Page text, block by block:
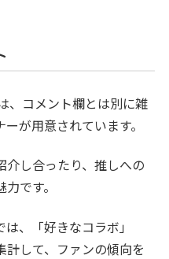
、コメント欄とは別に雑
が用意されています。
し合ったり、推しへの
です。
、「好きなコラボ」
計して、ファンの傾向を